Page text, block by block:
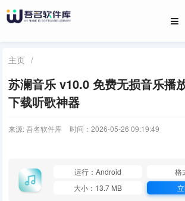
主页 /
苏澜音乐 v10.0 免费无损音乐播
下载听歌神器
来源: 吾名软件库 时间：2026-05-26 09:19:49
运行：Android
格
大小：13.7 MB